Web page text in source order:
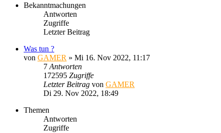
Bekanntmachungen
Antworten
Zugriffe
Letzter Beitrag
Was tun ?
von GAMER » Mi 16. Nov 2022, 11:17
7 Antworten
172595 Zugriffe
Letzter Beitrag von GAMER
Di 29. Nov 2022, 18:49
Themen
Antworten
Zugriffe